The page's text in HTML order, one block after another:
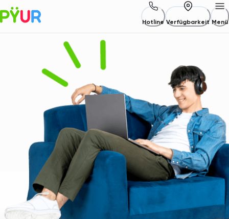
Hotline Verfügbarkeit Menü